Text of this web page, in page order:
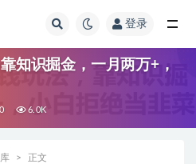
登录
知识掘金，一月两万+，
0 6.0K
正文